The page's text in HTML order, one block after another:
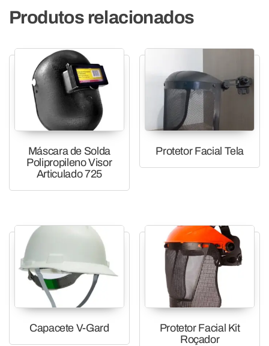
Produtos relacionados
Máscara de Solda
Polipropileno Visor
Articulado 725
Protetor Facial Tela
Capacete V-Gard
Protetor Facial Kit
Roçador